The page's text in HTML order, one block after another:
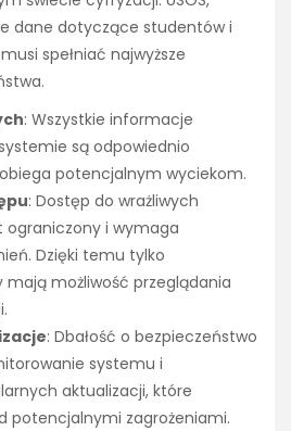
dane dotyczące studentów i
spełniać najwyższe
: Wszystkie informacje
są odpowiednio
potencjalnym wyciekom.
: Dostęp do wrażliwych
ograniczony i wymaga
Dzięki temu tylko
mają możliwość przeglądania
: Dbałość o bezpieczeństwo
systemu i
aktualizacji, które
potencjalnymi zagrożeniami.